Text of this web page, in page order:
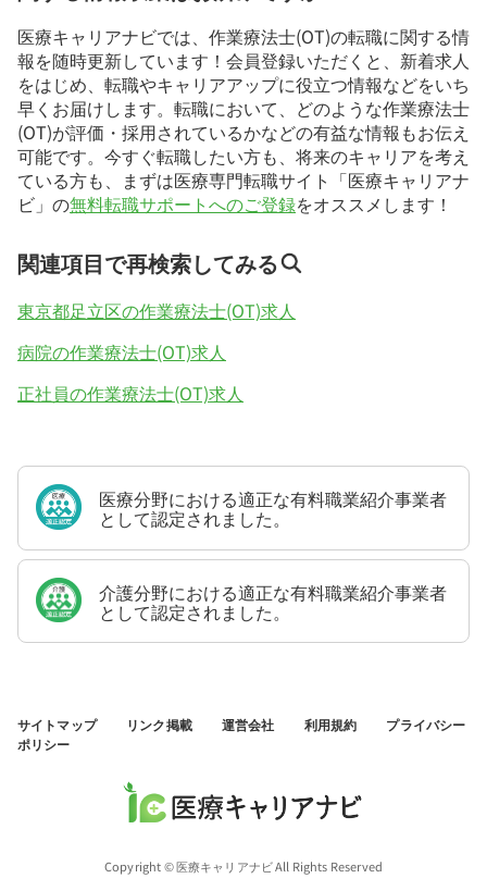
医療キャリアナビでは、作業療法士(OT)の転職に関する情
報を随時更新しています！会員登録いただくと、新着求人
をはじめ、転職やキャリアアップに役立つ情報などをいち
早くお届けします。転職において、どのような作業療法士
(OT)が評価・採用されているかなどの有益な情報もお伝え
可能です。今すぐ転職したい方も、将来のキャリアを考え
ている方も、まずは医療専門転職サイト「医療キャリアナ
ビ」の無料転職サポートへのご登録をオススメします！
関連項目で再検索してみる
東京都足立区の作業療法士(OT)求人
病院の作業療法士(OT)求人
正社員の作業療法士(OT)求人
医療分野における適正な有料職業紹介事業者
として認定されました。
介護分野における適正な有料職業紹介事業者
として認定されました。
サイトマップ リンク掲載 運営会社 利用規約
プライバシー
ポリシー
Copyright © 医療キャリアナビ All Rights Reserved